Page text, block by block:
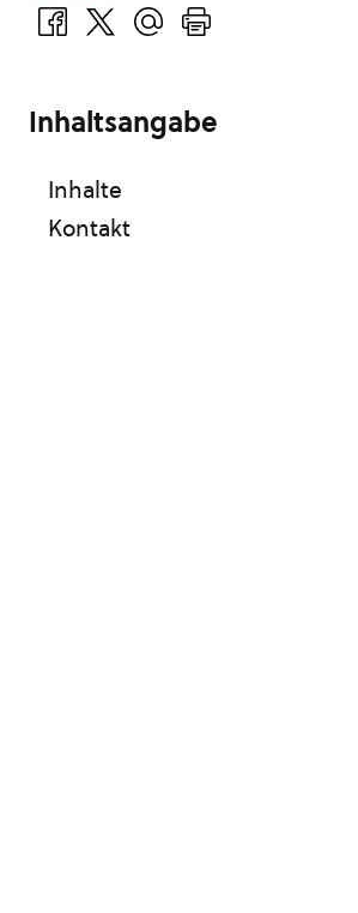
Inhaltsangabe
Inhalte
Kontakt